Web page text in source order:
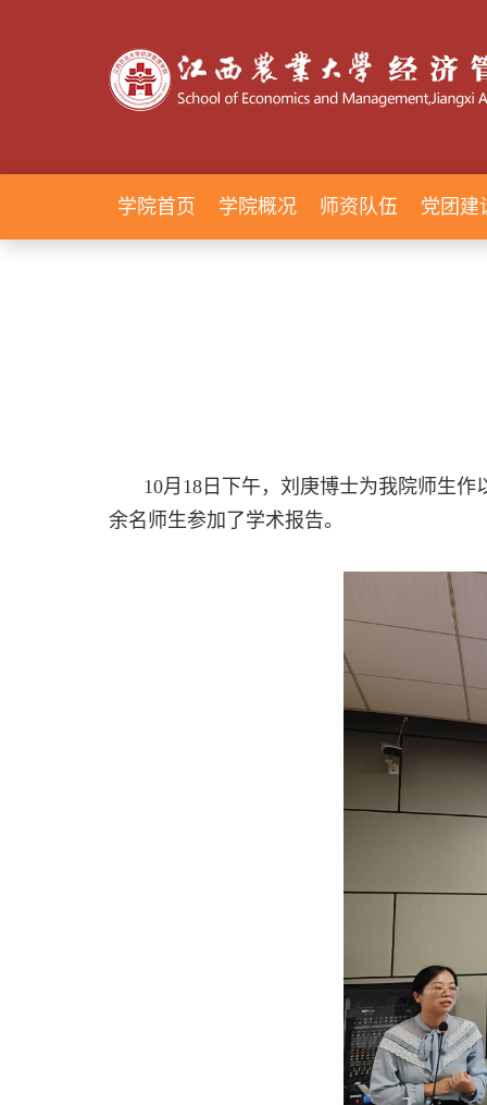
学院首页 学院概况 师资队伍 党团建
10月 18 日下午，刘庚博士为我院师生
余名师生参加了学术报告。